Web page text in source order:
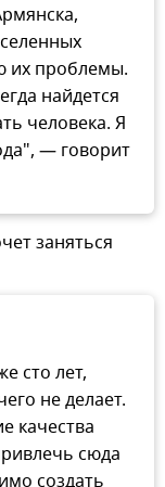
их проблемы.
найдется
человека. Я
— говорит
заняться
сто лет,
не делает.
качества
сюда
создать